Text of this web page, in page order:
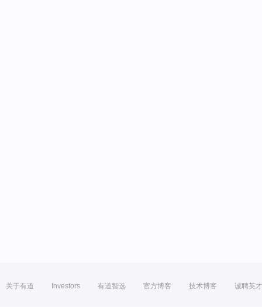
关于有道 Investors 有道智选 官方博客 技术博客 诚聘英才